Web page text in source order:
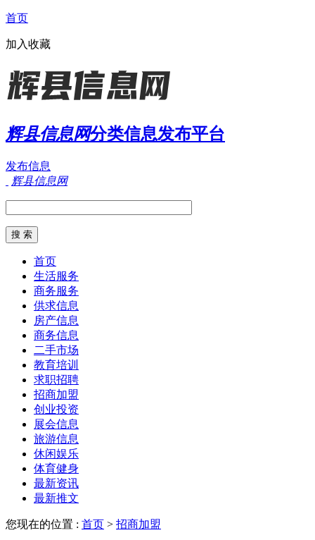
首页
加入收藏
辉县信息网分类信息发布平台
发布信息
辉县信息网
首页
生活服务
商务服务
供求信息
房产信息
商务信息
二手市场
教育培训
求职招聘
招商加盟
创业投资
展会信息
旅游信息
休闲娱乐
体育健身
最新资讯
最新推文
您现在的位置 : 首页 > 招商加盟